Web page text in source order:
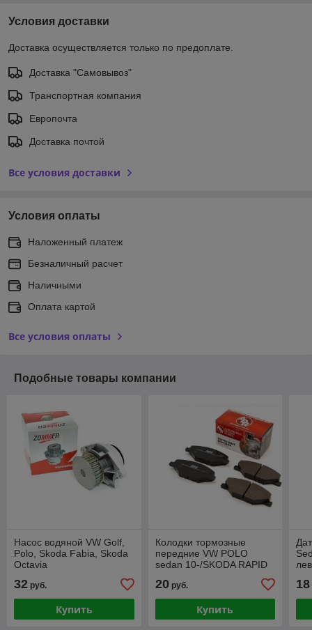
Условия доставки
Доставка осуществляется только по предоплате.
Доставка "Самовывоз"
Транспортная компания
Европочта
Доставка почтой
Все условия доставки
Условия оплаты
Наложенный платеж
Безналичный расчет
Наличными
Оплата картой
Все условия оплаты
Подобные товары компании
Насос водяной VW Golf,
Polo, Skoda Fabia, Skoda
Octavia
32 руб.
Купить
Колодки тормозные
передние VW POLO
sedan 10-/SKODA RAPID
20руб.
Купить
18